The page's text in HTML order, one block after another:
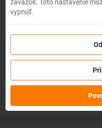
Usa -
zmena z
letenky do 3 dní pred
zakúpení služby získate na
dispozíciikredit vo výške až
môžete zakúpiť priamo pri
záväzok. Toto nastavenie
vypnúť.